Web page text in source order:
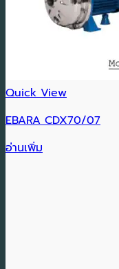
Quick View
EBARA CDX70/07
อ่านเพิ่ม